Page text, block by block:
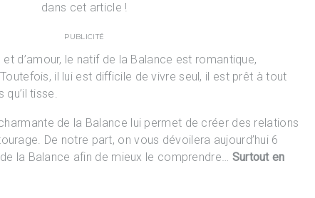
dans cet article !
PUBLICITÉ
d’amour, le natif de la Balance est romantique,
il lui est difficile de vivre seul, il est prêt à tout
qu’il tisse.
de la Balance lui permet de créer des relations
De notre part, on vous dévoilera aujourd’hui 6
la Balance afin de mieux le comprendre… Surtout en